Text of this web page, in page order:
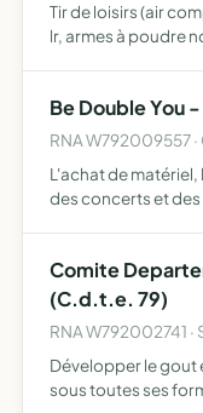
Tir de loisirs (air
lr, armes à poudre
Be Double You
RNA W792009557
L'achat de
des concerts et
Comite
(C.d.t.e. 79)
RNA W792002741 ·
Développer le gout
sous toutes ses